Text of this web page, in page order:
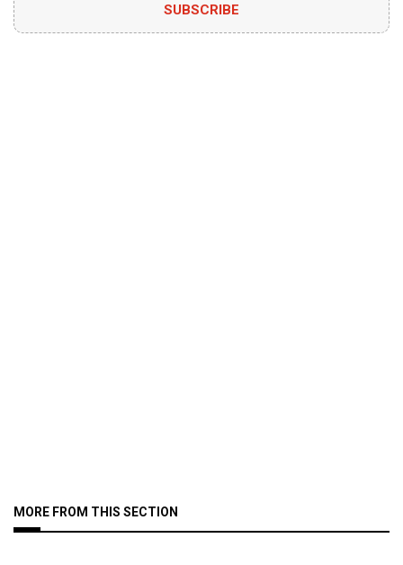
SUBSCRIBE
MORE FROM THIS SECTION